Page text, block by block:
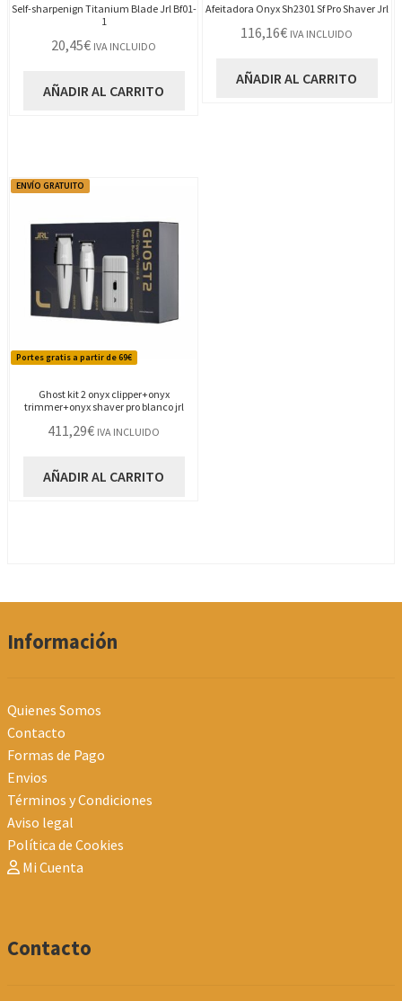
Self-sharpenign Titanium Blade Jrl Bf01-
1
20,45€ IVA INCLUIDO
AÑADIR AL CARRITO
Afeitadora Onyx Sh2301 Sf Pro Shaver Jrl
116,16€ IVA INCLUIDO
AÑADIR AL CARRITO
Portes gratis a partir de 69€
ENVÍO GRATUITO
Ghost kit 2 onyx clipper+onyx
trimmer+onyx shaver pro blanco jrl
411,29€ IVA INCLUIDO
AÑADIR AL CARRITO
Información
Quienes Somos
Contacto
Formas de Pago
Envios
Términos y Condiciones
Aviso legal
Política de Cookies
Mi Cuenta
Contacto